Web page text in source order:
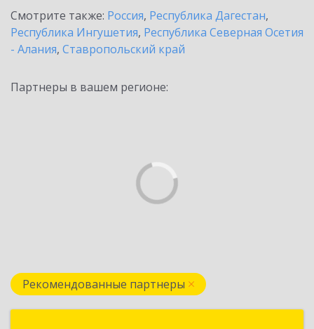
Смотрите также: Россия, Республика Дагестан,
Республика Ингушетия, Республика Северная Осетия
- Алания, Ставропольский край
Партнеры в вашем регионе:
Рекомендованные партнеры